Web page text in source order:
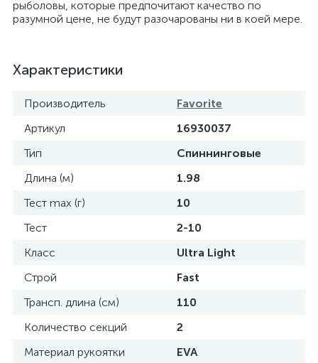
рыболовы, которые предпочитают качество по
разумной цене, не будут разочарованы ни в коей мере.
Характеристики
Производитель
Favorite
Артикул
16930037
Тип
Спиннинговые
Длина (м)
1.98
Тест max (г)
10
Тест
2-10
Класс
Ultra Light
Строй
Fast
Трансп. длина (см)
110
Количество секций
2
Материал рукоятки
EVA